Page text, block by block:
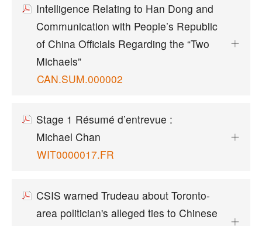
Intelligence Relating to Han Dong and
Communication with People’s Republic
of China Officials Regarding the “Two
Michaels”
CAN.SUM.000002
Stage 1 Résumé d’entrevue :
Michael Chan
WIT0000017.FR
CSIS warned Trudeau about Toronto-
area politician's alleged ties to Chinese